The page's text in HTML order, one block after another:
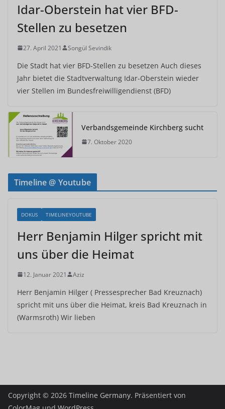
Idar-Oberstein hat vier BFD-
Stellen zu besetzen
27. April 2021 Songül Sevindik
Die Stadt hat vier BFD-Stellen zu besetzen Auch dieses
Jahr bietet die Stadtverwaltung Idar-Oberstein wieder
vier Stellen im Bundesfreiwilligendienst (BFD)
Verbandsgemeinde Kirchberg sucht
7. Oktober 2020
Timeline @ Youtube
DOKUS TIMELINEYOUTUBE
Herr Benjamin Hilger spricht mit
uns über die Heimat
12. Januar 2021 Aziz
Herr Benjamin Hilger ( Pressesprecher Bad Kreuznach)
spricht mit uns über die Heimat, kreis Bad Kreuznach in
(Warmsroth) Wir lieben
Copyright © 2026 Timeline Germany. Präsentiert von